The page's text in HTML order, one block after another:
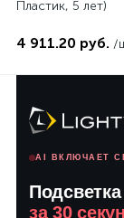
Пластик, 5 лет)
4 911.20 руб. /
AI ВКЛЮЧАЕТ
за 30